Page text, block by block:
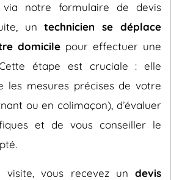
, via notre formulaire de devis
untechnicien se déplace
domicile pour effectuer une
étape est cruciale : elle
les mesures précises de votre
ou en colimaçon), d’évaluer
et de vous conseiller le
visite, vous recevez un devis